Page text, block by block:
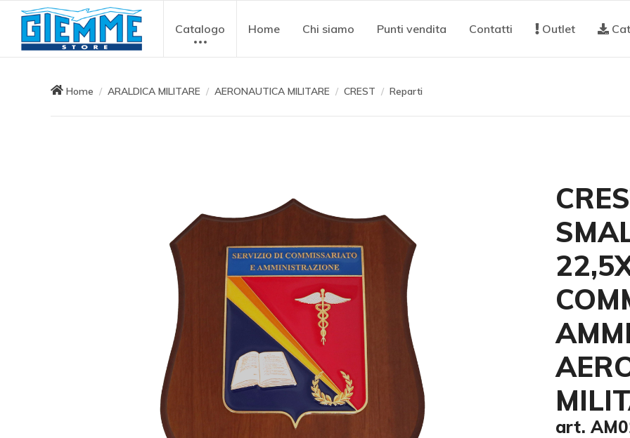
Catalogo Home Chi siamo Punti vendita Contatti Outlet
Home ARALDICA MILITARE AERONAUTICA MILITARE CREST Reparti
art.